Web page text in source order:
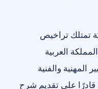
تمتلك تراخيص
العربية
المهنية والفنية
قادرًا على تقديم شرح